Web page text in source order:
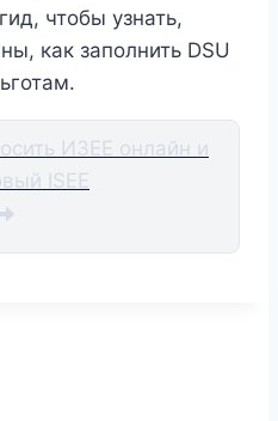
чтобы узнать,
как заполнить DSU
ИЗЕЕ онлайн и
ISEE